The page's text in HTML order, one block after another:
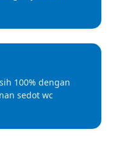
100% dengan
sedot wc